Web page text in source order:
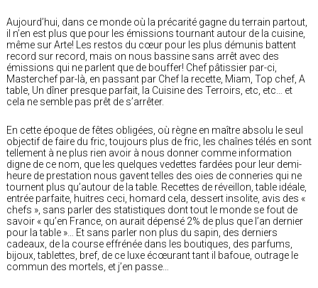
Aujourd’hui, dans ce monde où la précarité gagne du terrain partout,
il n’en est plus que pour les émissions tournant autour de la cuisine,
même sur Arte! Les restos du cœur pour les plus démunis battent
record sur record, mais on nous bassine sans arrêt avec des
émissions qui ne parlent que de bouffer! Chef pâtissier par-ci,
Masterchef par-là, en passant par Chef la recette, Miam, Top chef, A
table, Un dîner presque parfait, la Cuisine des Terroirs, etc, etc… et
cela ne semble pas prêt de s’arrêter.
En cette époque de fêtes obligées, où règne en maître absolu le seul
objectif de faire du fric, toujours plus de fric, les chaînes télés en sont
tellement à ne plus rien avoir à nous donner comme information
digne de ce nom, que les quelques vedettes fardées pour leur demi-
heure de prestation nous gavent telles des oies de conneries qui ne
tournent plus qu’autour de la table. Recettes de réveillon, table idéale,
entrée parfaite, huitres ceci, homard cela, dessert insolite, avis des «
chefs », sans parler des statistiques dont tout le monde se fout de
savoir « qu’en France, on aurait dépensé 2% de plus que l’an dernier
pour la table »… Et sans parler non plus du sapin, des derniers
cadeaux, de la course effrénée dans les boutiques, des parfums,
bijoux, tablettes, bref, de ce luxe écœurant tant il bafoue, outrage le
commun des mortels, et j’en passe…